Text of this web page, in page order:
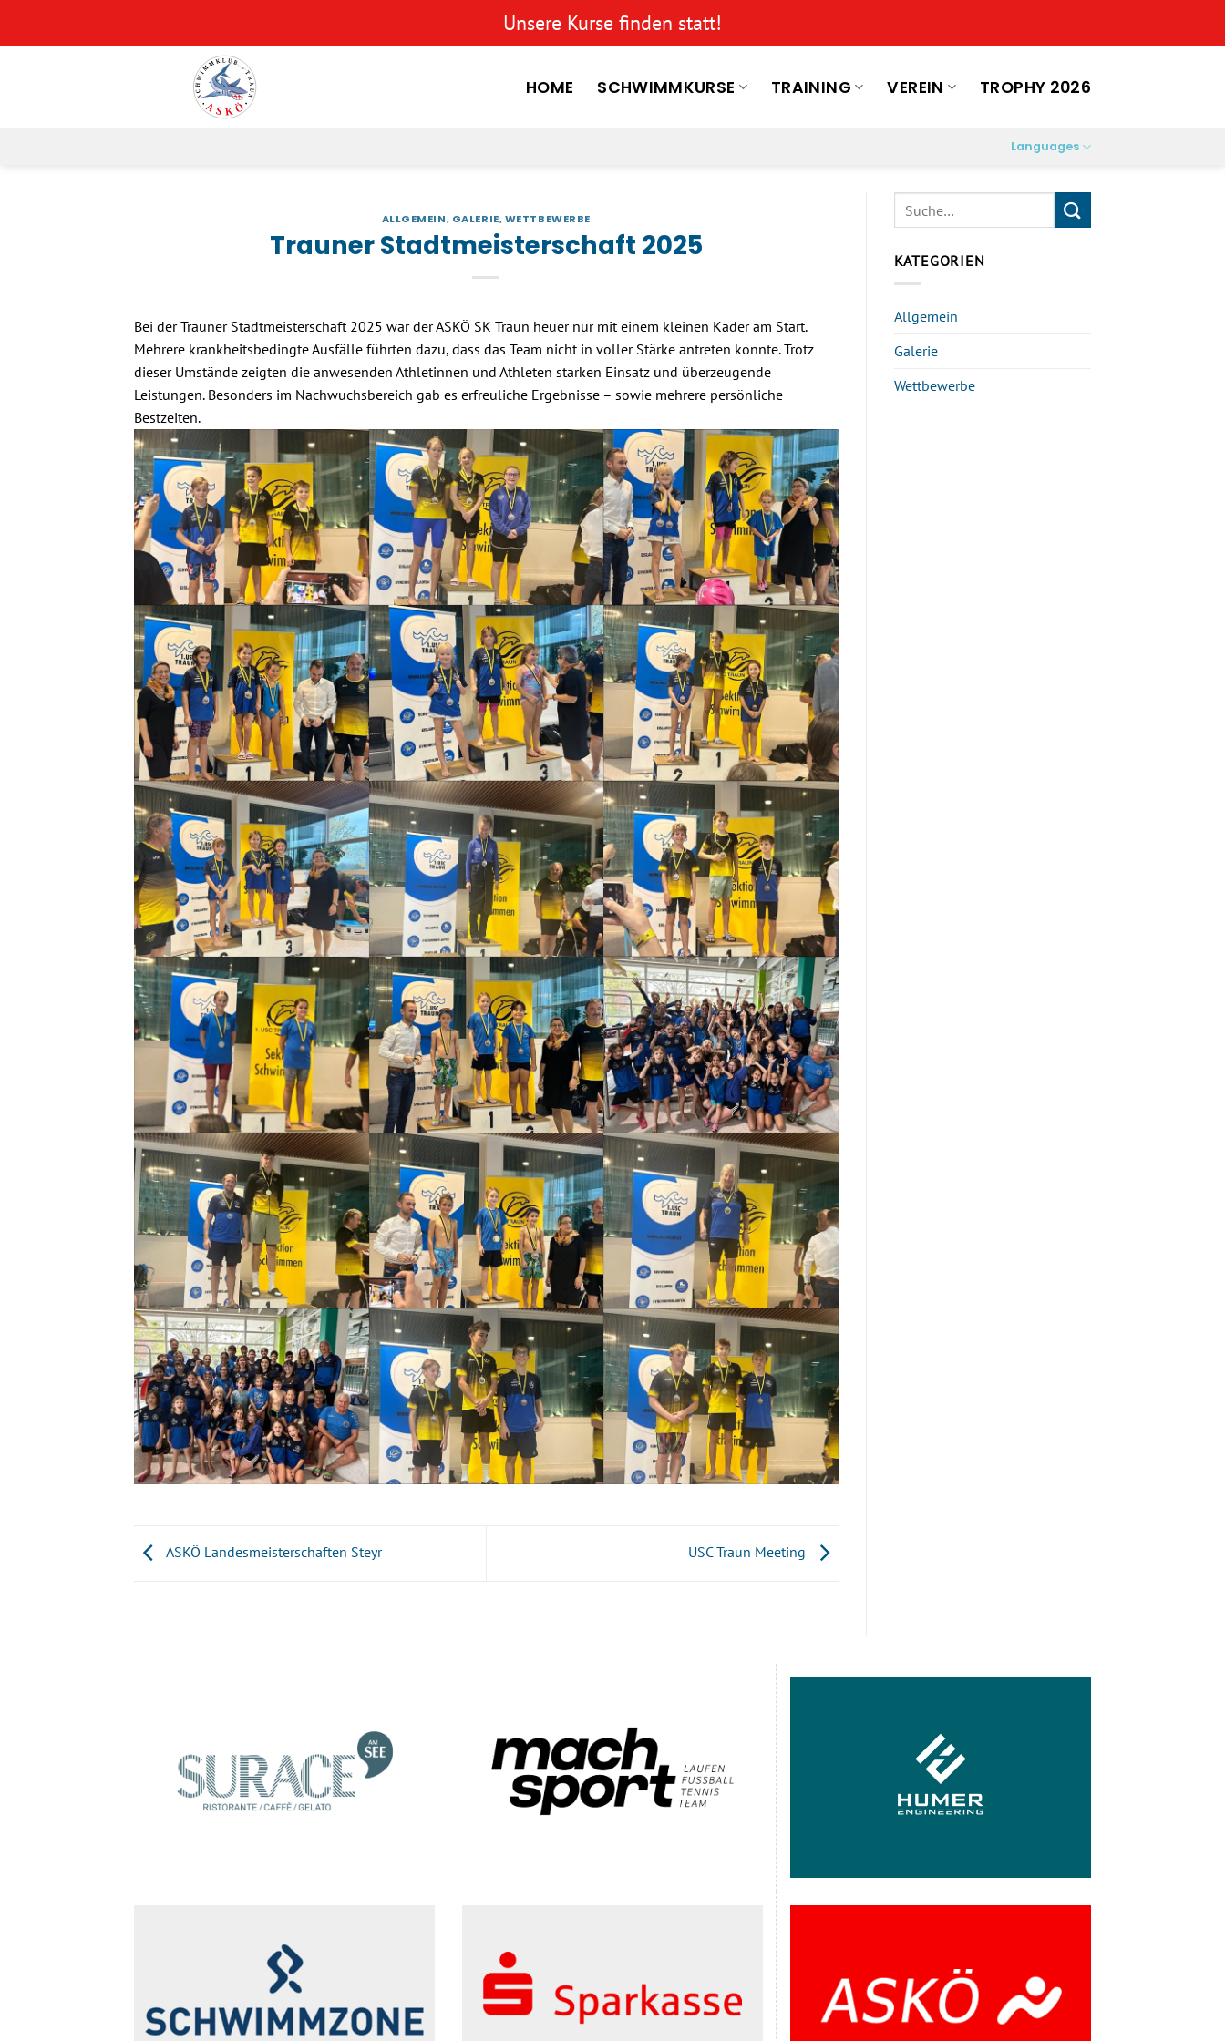
Unsere Kurse finden statt!
HOME SCHWIMMKURSE TRAINING VEREIN TROPHY 2026
Languages
ALLGEMEIN, GALERIE,WETTBEWERBE
Trauner Stadtmeisterschaft 2025
Bei der Trauner Stadtmeisterschaft 2025 war der ASKÖ SK Traun heuer nur mit einem kleinen Kader am Start.
Mehrere krankheitsbedingte Ausfälle führten dazu, dass das Team nicht in voller Stärke antreten konnte. Trotz
dieser Umstände zeigten die anwesenden Athletinnen und Athleten starken Einsatz und überzeugende
Leistungen. Besonders im Nachwuchsbereich gab es erfreuliche Ergebnisse – sowie mehrere persönliche
Bestzeiten.
ASKÖ Landesmeisterschaften Steyr USC Traun Meeting
KATEGORIEN
Allgemein
Galerie
Wettbewerbe